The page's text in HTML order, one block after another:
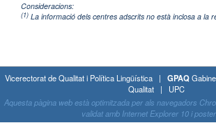
Consideracions:
(1) La informació dels centres adscrits no està inclosa a la
Vicerectorat de Qualitat i Política Lingüística | GPAQ
Qualitat | UPC
Aquesta pàgina web està optimitzada per als navegadors
validat amb Internet Explorer 10 i